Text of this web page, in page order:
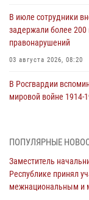
В июле сотрудники
задержали более
правонарушений
03 августа 2026, 08:20
В Росгвардии
мировой войне 1914-
В Ядрине сотрудники
1 августа – День
ПОПУЛЯРНЫЕ
Заместитель
Республике принял
межнациональным и